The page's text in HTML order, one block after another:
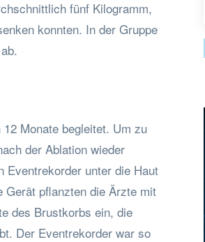
fünf Kilogramm,
konnten. In der Gruppe
Monate begleitet. Um zu
der Ablation wieder
Eventrekorder unter die Haut
pflanzten die Ärzte mit
des Brustkorbs ein, die
Der Eventrekorder war so